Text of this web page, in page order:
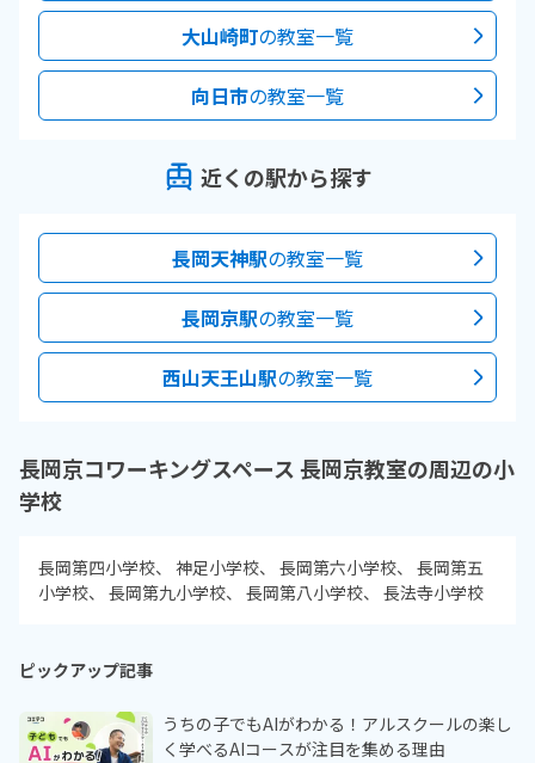
大山崎町の教室一覧
向日市の教室一覧
近くの駅から探す
長岡天神駅の教室一覧
長岡京駅の教室一覧
西山天王山駅の教室一覧
長岡京コワーキングスペース 長岡京教室の周辺の小
学校
長岡第四小学校 神足小学校 長岡第六小学校
長岡第五
小学校
長岡第九小学校 長岡第八小学校 長法寺小学校
ピックアップ記事
うちの子でもAIがわかる！アルスクールの楽し
く学べるAIコースが注目を集める理由